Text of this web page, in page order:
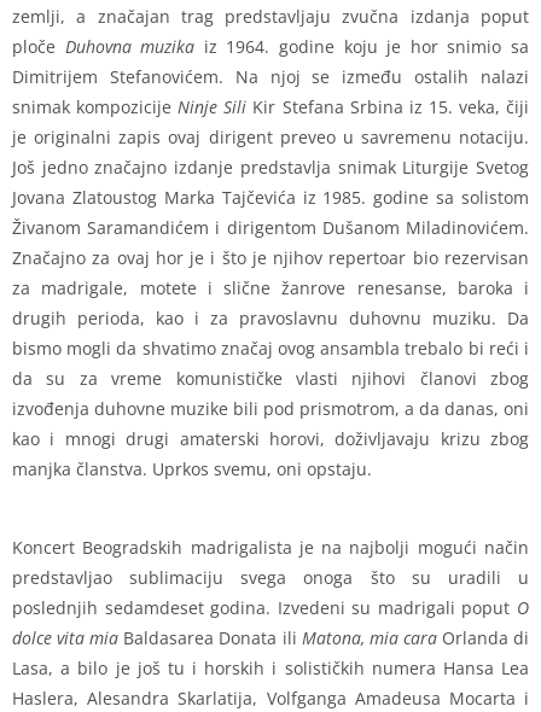
zemlji, a značajan trag predstavljaju zvučna izdanja poput
ploče Duhovna muzika iz 1964. godine koju je hor snimio sa
Dimitrijem Stefanovićem. Na njoj se između ostalih nalazi
snimak kompozicijeNinje Sili Kir Stefana Srbina iz 15. veka, čiji
je originalni zapis ovaj dirigent preveo u savremenu notaciju.
Još jedno značajno izdanje predstavlja snimak Liturgije Svetog
Jovana Zlatoustog Marka Tajčevića iz 1985. godine sa solistom
Živanom Saramandićem i dirigentom Dušanom Miladinovićem.
Značajno za ovaj hor je i što je njihov repertoar bio rezervisan
za madrigale, motete i slične žanrove renesanse, baroka i
drugih perioda, kao i za pravoslavnu duhovnu muziku. Da
bismo mogli da shvatimo značaj ovog ansambla trebalo bi reći i
da su za vreme komunističke vlasti njihovi članovi zbog
izvođenja duhovne muzike bili pod prismotrom, a da danas, oni
kao i mnogi drugi amaterski horovi, doživljavaju krizu zbog
manjka članstva. Uprkos svemu, oni opstaju.
Koncert Beogradskih madrigalista je na najbolji mogući način
predstavljao sublimaciju svega onoga što su uradili u
poslednjih sedamdeset godina. Izvedeni su madrigali poput O
dolce vita mia Baldasarea Donata ili Matona, mia caraOrlanda di
Lasa, a bilo je još tu i horskih i solističkih numera Hansa Lea
Haslera, Alesandra Skarlatija, Volfganga Amadeusa Mocarta i